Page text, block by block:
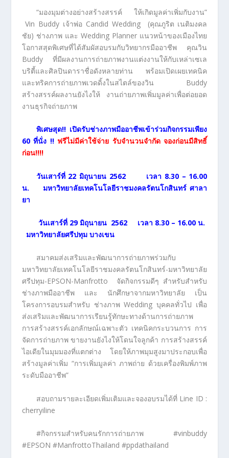
“มองมุมต่างอย่างสร้างสรรค์ ให้เกิดมูลค่าเพิ่มกับงาน”
Vin Buddy เจ้าพ่อ Candid Wedding (คุณภูริต เนติมงคล
ชัย) ช่างภาพ และ Wedding Planner แนวหน้าของเมืองไทย
โอกาสสุดพิเศษที่ได้สัมผัสอบรมกับวิทยากรมืออาชีพ คุณวิน
Buddy ที่มีผลงานการถ่ายภาพงานแต่งงานให้กับเหล่าเซเล
บริตี้และศิลปินดาราชื่อดังหลายท่าน พร้อมเปิดเผยเทคนิค
และทริคการถ่ายภาพเวดดิ้งในสไตล์ของวิน Buddy
สร้างสรรค์ผลงานยังไงให้ งานถ่ายภาพเพิ่มมูลค่าเพื่อต่อยอด
งานธุรกิจถ่ายภาพ
พิเศษสุด!! เปิดรับช่างภาพมืออาชีพเข้าร่วมกิจกรรมเพียง
60 ที่นั่ง !! ฟรีไม่มีค่าใช้จ่าย รับจำนวนจำกัด จองก่อนมีสิทธิ์
ก่อน!!!!
วันเสาร์ที่ 22 มิถุนายน 2562 เวลา 8.30 – 16.00
น. มหาวิทยาลัยเทคโนโลยีราชมงคลรัตนโกสินทร์ ศาลา
ยา
วันเสาร์ที่ 29 มิถุนายน 2562 เวลา 8.30 – 16.00 น.
มหาวิทยาลัยศรีปทุม บางเขน
สมาคมส่งเสริมและพัฒนาการถ่ายภาพร่วมกับ
มหาวิทยาลัยเทคโนโลยีราชมงคลรัตนโกสินทร์-มหาวิทยาลัย
ศรีปทุม-EPSON-Manfrotto จัดกิจกรรมดีๆ สำหรับสำหรับ
ช่างภาพมืออาชีพ และ นักศึกษาจากมหาวิทยาลัย เป็น
โครงการอบรมสำหรับ ช่างภาพ Wedding บุคคลทั่วไป เพื่อ
ส่งเสริมและพัฒนาการเรียนรู้ทักษะทางด้านการถ่ายภาพ
การสร้างสรรค์เอกลักษณ์เฉพาะตัว เทคนิคกระบวนการ การ
จัดการถ่ายภาพ ขายงานยังไงให้โดนใจลูกค้า การสร้างสรรค์
ไอเดียในมุมมองที่แตกต่าง โดยให้ภาพมุมสูงมาประกอบเพื่อ
สร้างมูลค่าเพิ่ม “การเพิ่มมูลค่า ภาพถ่าย ด้วยเครื่องพิมพ์ภาพ
ระดับมืออาชีพ”
สอบถามรายละเอียดเพิ่มเติมและจองอบรมได้ที่ Line ID :
cherryiline
#กิจกรรมสำหรับคนรักการถ่ายภาพ #vinbuddy
#EPSON #ManfrottoThailand #ppdathailand